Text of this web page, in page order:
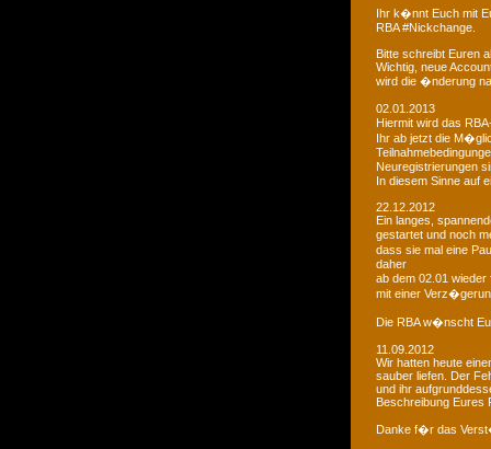
Ihr k�nnt Euch mit
RBA #Nickchange.
Bitte schreibt Euren
Wichtig, neue
wird die �nderung
02.01.2013
Hiermit wird das
Ihr ab jetzt die
Neuregistrierungen
In diesem Sinne auf
22.12.2012
Ein langes,
gestartet und noch
dass sie mal eine
daher
ab dem 02.01
mit einer
Die RBA w�nscht
11.09.2012
Wir hatten heute
sauber liefen. Der
und ihr
Beschreibung Eures
Danke f�r das